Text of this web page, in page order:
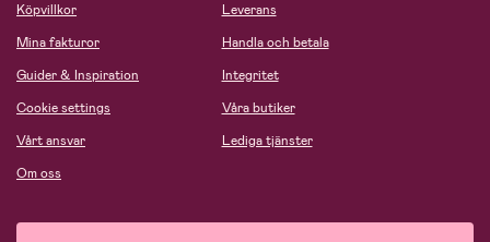
Köpvillkor
Mina fakturor
Guider & Inspiration
Cookie settings
Vårt ansvar
Om oss
Leverans
Handla och betala
Integritet
Våra butiker
Lediga tjänster